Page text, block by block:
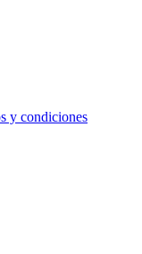
y condiciones